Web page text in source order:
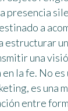
presencia
a
estructurar
una
la fe. No es
es una
entre